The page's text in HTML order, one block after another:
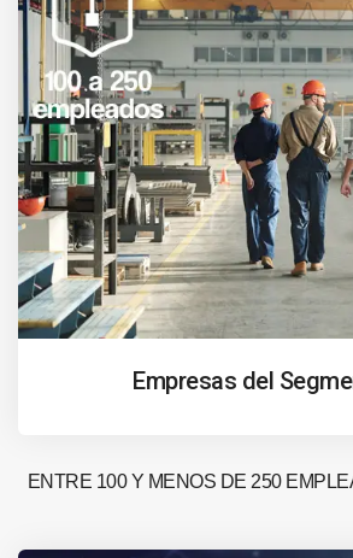
Empresas del
ENTRE 100 Y MENOS DE 250